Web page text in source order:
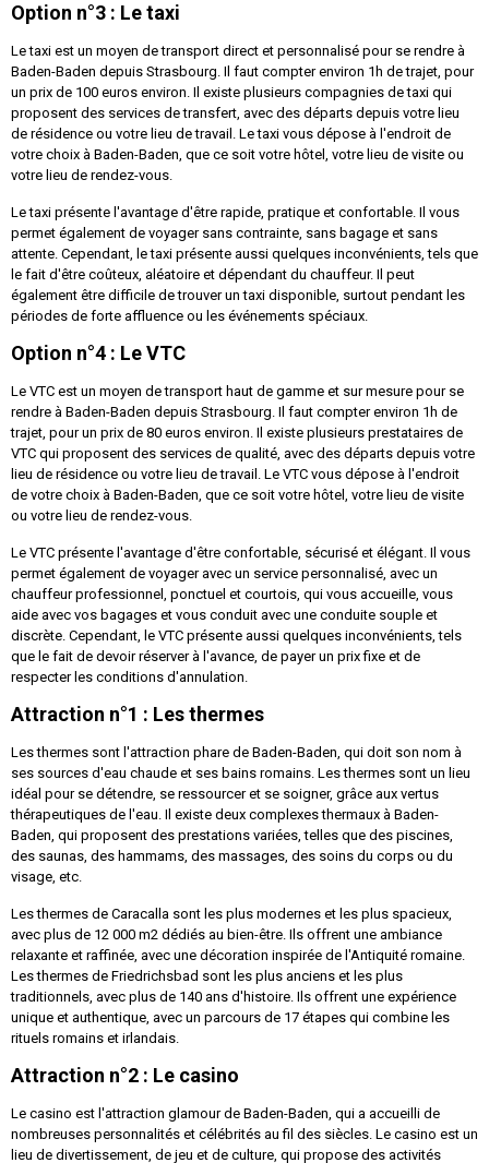
Option n°3 : Le taxi
Le taxi est un moyen de transport direct et personnalisé pour se rendre à
Baden-Baden depuis Strasbourg. Il faut compter environ 1h de trajet, pour
un prix de 100 euros environ. Il existe plusieurs compagnies de taxi qui
proposent des services de transfert, avec des départs depuis votre lieu
de résidence ou votre lieu de travail. Le taxi vous dépose à l'endroit de
votre choix à Baden-Baden, que ce soit votre hôtel, votre lieu de visite ou
votre lieu de rendez-vous.
Le taxi présente l'avantage d'être rapide, pratique et confortable. Il vous
permet également de voyager sans contrainte, sans bagage et sans
attente. Cependant, le taxi présente aussi quelques inconvénients, tels que
le fait d'être coûteux, aléatoire et dépendant du chauffeur. Il peut
également être difficile de trouver un taxi disponible, surtout pendant les
périodes de forte affluence ou les événements spéciaux.
Option n°4 : Le VTC
Le VTC est un moyen de transport haut de gamme et sur mesure pour se
rendre à Baden-Baden depuis Strasbourg. Il faut compter environ 1h de
trajet, pour un prix de 80 euros environ. Il existe plusieurs prestataires de
VTC qui proposent des services de qualité, avec des départs depuis votre
lieu de résidence ou votre lieu de travail. Le VTC vous dépose à l'endroit
de votre choix à Baden-Baden, que ce soit votre hôtel, votre lieu de visite
ou votre lieu de rendez-vous.
Le VTC présente l'avantage d'être confortable, sécurisé et élégant. Il vous
permet également de voyager avec un service personnalisé, avec un
chauffeur professionnel, ponctuel et courtois, qui vous accueille, vous
aide avec vos bagages et vous conduit avec une conduite souple et
discrète. Cependant, le VTC présente aussi quelques inconvénients, tels
que le fait de devoir réserver à l'avance, de payer un prix fixe et de
respecter les conditions d'annulation.
Attraction n°1 : Les thermes
Les thermes sont l'attraction phare de Baden-Baden, qui doit son nom à
ses sources d'eau chaude et ses bains romains. Les thermes sont un lieu
idéal pour se détendre, se ressourcer et se soigner, grâce aux vertus
thérapeutiques de l'eau. Il existe deux complexes thermaux à Baden-
Baden, qui proposent des prestations variées, telles que des piscines,
des saunas, des hammams, des massages, des soins du corps ou du
visage, etc.
Les thermes de Caracalla sont les plus modernes et les plus spacieux,
avec plus de 12 000 m2 dédiés au bien-être. Ils offrent une ambiance
relaxante et raffinée, avec une décoration inspirée de l'Antiquité romaine.
Les thermes de Friedrichsbad sont les plus anciens et les plus
traditionnels, avec plus de 140 ans d'histoire. Ils offrent une expérience
unique et authentique, avec un parcours de 17 étapes qui combine les
rituels romains et irlandais.
Attraction n°2 : Le casino
Le casino est l'attraction glamour de Baden-Baden, qui a accueilli de
nombreuses personnalités et célébrités au fil des siècles. Le casino est un
lieu de divertissement, de jeu et de culture, qui propose des activités